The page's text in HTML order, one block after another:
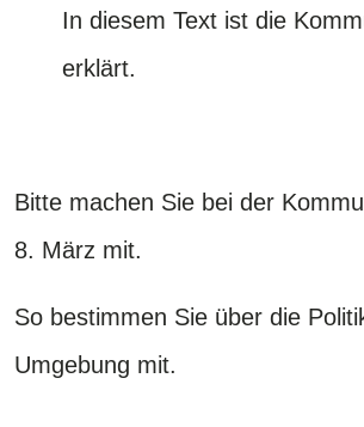
In diesem Text ist die
erklärt.
Bitte machen Sie bei der
8. März mit.
So bestimmen Sie über die
Umgebung mit.